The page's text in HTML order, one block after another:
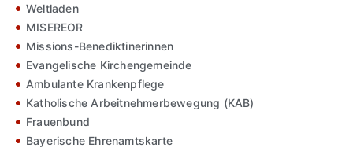
Weltladen
MISEREOR
Missions-Benediktinerinnen
Evangelische Kirchengemeinde
Ambulante Krankenpflege
Katholische Arbeitnehmerbewegung (KAB)
Frauenbund
Bayerische Ehrenamtskarte